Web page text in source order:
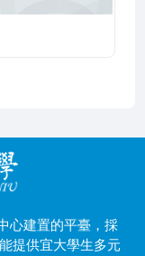
心建置的平臺，採
提供宜大學生多元